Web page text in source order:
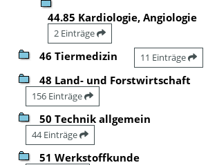
44.85 Kardiologie, Angiologie
2 Einträge
46 Tiermedizin 11 Einträge
48 Land- und Forstwirtschaft
156 Einträge
50 Technik allgemein
44 Einträge
51 Werkstoffkunde